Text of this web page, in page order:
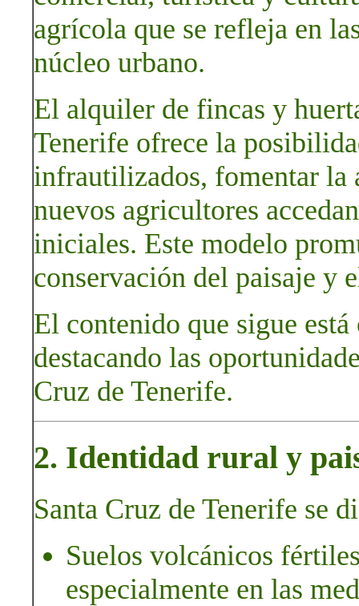
agrícola que se refleja en
núcleo urbano.
El alquiler de fincas y
Tenerife ofrece la
infrautilizados, fomentar
nuevos agricultores
iniciales. Este modelo
conservación del paisaje y
El contenido que sigue
destacando las
Cruz de Tenerife.
2. Identidad rural y
Santa Cruz de Tenerife se
Suelos volcánicos
especialmente en las